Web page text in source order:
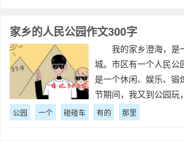
家乡的人民公园作文300字
我的家乡澄海，是
城。市区有一个人民公
是一个休闲、娱乐、
节期间，我又到公园玩
头一望，彩旗飘飘，灯
了节日喜庆气氛。
公园 一个 碰碰车 有的 那里